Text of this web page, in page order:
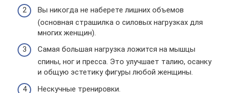
Вы никогда не наберете лишних объемов
(основная страшилка о силовых нагрузках для
многих женщин).
Самая большая нагрузка ложится на мышцы
спины, ног и пресса. Это улучшает талию, осанку
и общую эстетику фигуры любой женщины.
Нескучные тренировки.